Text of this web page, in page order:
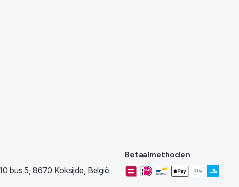
bus 5, 8670 Koksijde, België
Betaalmethoden